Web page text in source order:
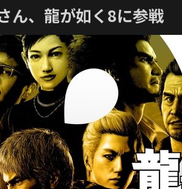
ん、龍が如く8に参戦